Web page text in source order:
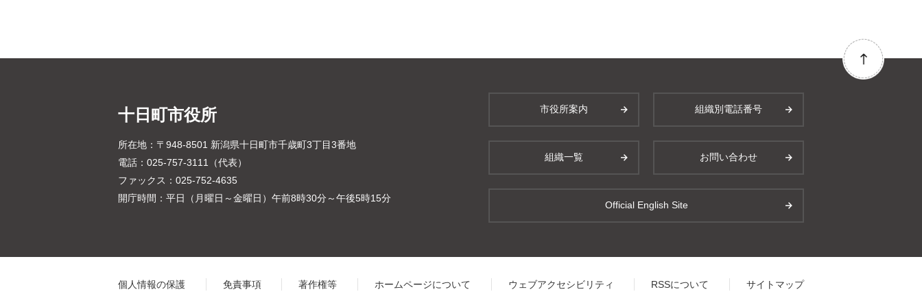
十日町市役所
所在地：〒948-8501 新潟県十日町市千歳町3丁目3番地
電話：025-757-3111（代表）
ファックス：025-752-4635
開庁時間：平日（月曜日～金曜日）午前8時30分～午後5時15分
市役所案内 組織別電話番号
組織一覧 お問い合わせ
Official English Site
個人情報の保護 免責事項 著作権等 ホームページについて ウェブアクセシビリティ RSSについて サイトマップ